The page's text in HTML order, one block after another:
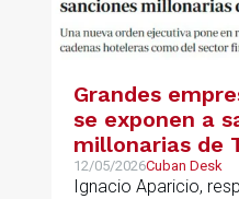
Grandes
se exponen a
millonarias de
Cuba
12/05/2026Cuban Desk
Ignacio Aparicio,